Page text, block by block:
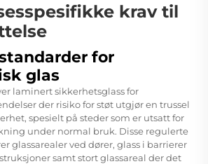
krav til
for
glas
laminert sikkerhetsglass for
der risiko for støt utgjør en trussel
spesielt på steder som er utsatt for
under normal bruk. Disse regulerte
glassarealer ved dører, glass i barrierer
samt stort glassareal der det